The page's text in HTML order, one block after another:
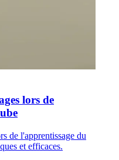
lors de
de l'apprentissage du
et efficaces.